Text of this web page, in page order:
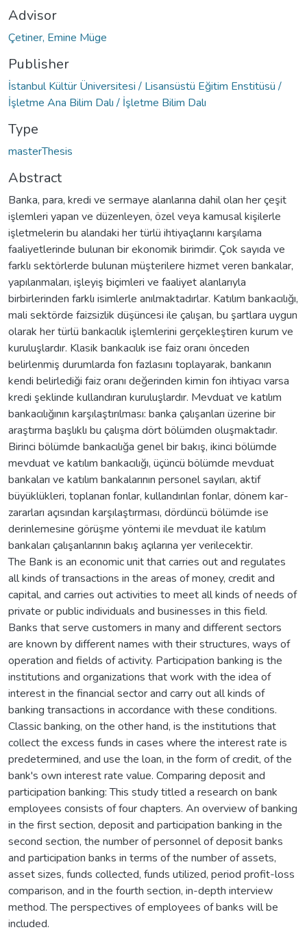
Advisor
Çetiner, Emine Müge
Publisher
İstanbul Kültür Üniversitesi / Lisansüstü Eğitim Enstitüsü /
İşletme Ana Bilim Dalı / İşletme Bilim Dalı
Type
masterThesis
Abstract
Banka, para, kredi ve sermaye alanlarına dahil olan her çeşit
işlemleri yapan ve düzenleyen, özel veya kamusal kişilerle
işletmelerin bu alandaki her türlü ihtiyaçlarını karşılama
faaliyetlerinde bulunan bir ekonomik birimdir. Çok sayıda ve
farklı sektörlerde bulunan müşterilere hizmet veren bankalar,
yapılanmaları, işleyiş biçimleri ve faaliyet alanlarıyla
birbirlerinden farklı isimlerle anılmaktadırlar. Katılım bankacılığı,
mali sektörde faizsizlik düşüncesi ile çalışan, bu şartlara uygun
olarak her türlü bankacılık işlemlerini gerçekleştiren kurum ve
kuruluşlardır. Klasik bankacılık ise faiz oranı önceden
belirlenmiş durumlarda fon fazlasını toplayarak, bankanın
kendi belirlediği faiz oranı değerinden kimin fon ihtiyacı varsa
kredi şeklinde kullandıran kuruluşlardır. Mevduat ve katılım
bankacılığının karşılaştırılması: banka çalışanları üzerine bir
araştırma başlıklı bu çalışma dört bölümden oluşmaktadır.
Birinci bölümde bankacılığa genel bir bakış, ikinci bölümde
mevduat ve katılım bankacılığı, üçüncü bölümde mevduat
bankaları ve katılım bankalarının personel sayıları, aktif
büyüklükleri, toplanan fonlar, kullandırılan fonlar, dönem kar-
zararları açısından karşılaştırması, dördüncü bölümde ise
derinlemesine görüşme yöntemi ile mevduat ile katılım
bankaları çalışanlarının bakış açılarına yer verilecektir.
The Bank is an economic unit that carries out and regulates
all kinds of transactions in the areas of money, credit and
capital, and carries out activities to meet all kinds of needs of
private or public individuals and businesses in this field.
Banks that serve customers in many and different sectors
are known by different names with their structures, ways of
operation and fields of activity. Participation banking is the
institutions and organizations that work with the idea of
interest in the financial sector and carry out all kinds of
banking transactions in accordance with these conditions.
Classic banking, on the other hand, is the institutions that
collect the excess funds in cases where the interest rate is
predetermined, and use the loan, in the form of credit, of the
bank's own interest rate value. Comparing deposit and
participation banking: This study titled a research on bank
employees consists of four chapters. An overview of banking
in the first section, deposit and participation banking in the
second section, the number of personnel of deposit banks
and participation banks in terms of the number of assets,
asset sizes, funds collected, funds utilized, period profit-loss
comparison, and in the fourth section, in-depth interview
method. The perspectives of employees of banks will be
included.